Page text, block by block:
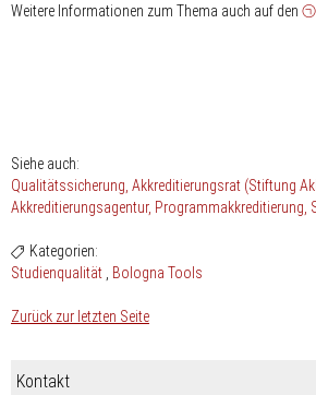
Weitere Informationen zum Thema auch auf den
Siehe auch:
Qualitätssicherung Akkreditierungsrat (Stiftung
Akkreditierungsagentur Programmakkreditierung
Kategorien:
Studienqualität
Bologna Tools
Zurück zur letzten Seite
Kontakt